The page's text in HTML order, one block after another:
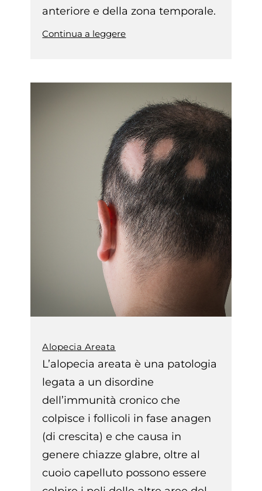
anteriore e della zona temporale.
Continua a leggere
Alopecia Areata
L’alopecia areata è una patologia
legata a un disordine
dell’immunità cronico che
colpisce i follicoli in fase anagen
(di crescita) e che causa in
genere chiazze glabre, oltre al
cuoio capelluto possono essere